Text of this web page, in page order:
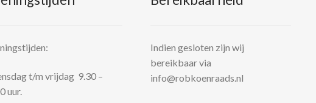
t/m vrijdag 9.30 –
uur.
Indien gesloten zijn wij
bereikbaar via
info@robkoenraads.nl